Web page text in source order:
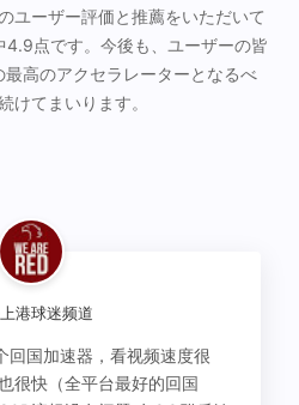
ユーザー評価と推薦をいただいて
点です。今後も、ユーザーの皆
高のアクセラレーターとなるべ
けてまいります。
上港球迷频道
回国加速器，看视频速度很
很快（全平台最好的回国